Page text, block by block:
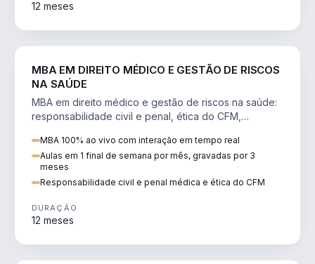
12 meses
MBA EM DIREITO MÉDICO E GESTÃO DE RISCOS
NA SAÚDE
MBA em direito médico e gestão de riscos na saúde:
responsabilidade civil e penal, ética do CFM,
MBA 100% ao vivo com interação em tempo real
Aulas em 1 final de semana por mês, gravadas por 3
meses
Responsabilidade civil e penal médica e ética do CFM
DURAÇÃO
12 meses